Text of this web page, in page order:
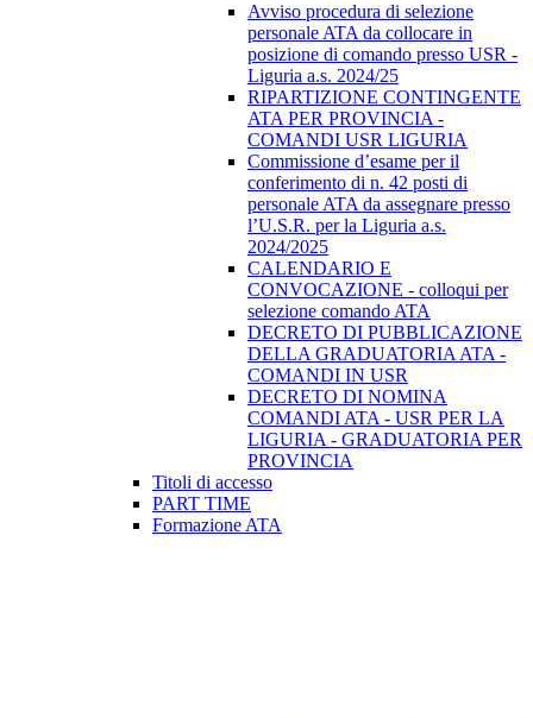
Avviso procedura di selezione
personale ATA da collocare in
posizione di comando presso USR -
Liguria a.s. 2024/25
RIPARTIZIONE CONTINGENTE
ATA PER PROVINCIA -
COMANDI USR LIGURIA
Commissione d’esame per il
conferimento di n. 42 posti di
personale ATA da assegnare presso
l’U.S.R. per la Liguria a.s.
2024/2025
CALENDARIO E
CONVOCAZIONE - colloqui per
selezione comando ATA
DECRETO DI PUBBLICAZIONE
DELLA GRADUATORIA ATA -
COMANDI IN USR
DECRETO DI NOMINA
COMANDI ATA - USR PER LA
LIGURIA - GRADUATORIA PER
PROVINCIA
Titoli di accesso
PART TIME
Formazione ATA